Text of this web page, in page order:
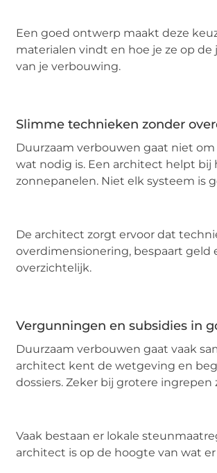
Een goed ontwerp maakt deze
materialen vindt en hoe je ze op
van je verbouwing.
Slimme technieken zonder
Duurzaam verbouwen gaat niet
wat nodig is. Een architect helpt
zonnepanelen. Niet elk systeem is
De architect zorgt ervoor dat
overdimensionering, bespaart
overzichtelijk.
Vergunningen en subsidies in
Duurzaam verbouwen gaat vaak
architect kent de wetgeving en
dossiers. Zeker bij grotere
Vaak bestaan er lokale
architect is op de hoogte van wat